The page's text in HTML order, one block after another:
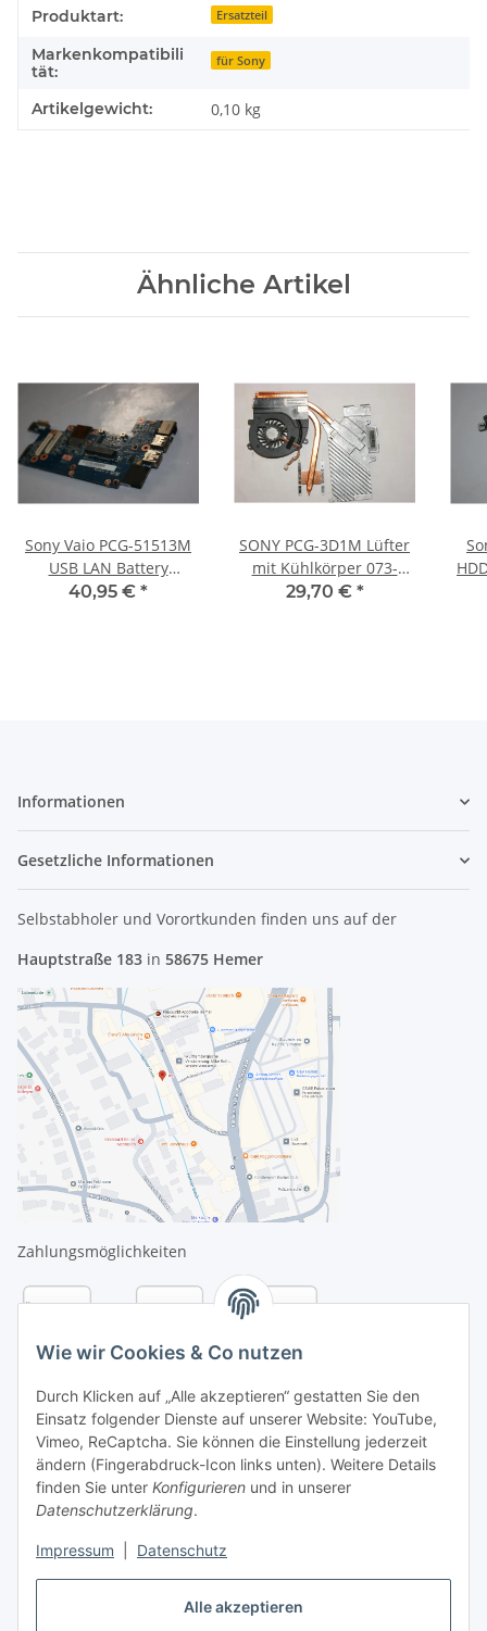
Alle akzeptieren
Wie wir Cookies & Co nutzen
Durch Klicken auf „Alle akzeptieren“ gestatten Sie den
Einsatz folgender Dienste auf unserer Website: YouTube,
Vimeo, ReCaptcha. Sie können die Einstellung jederzeit
ändern (Fingerabdruck-Icon links unten). Weitere Details
finden Sie unter Konfigurieren und in unserer
Datenschutzerklärung.
Impressum Datenschutz
Produkteigenschaft
Wert
Produktart: Ersatzteil
Markenkompatibili
tät:
für Sony
Artikelgewicht: 0,10 kg
Ähnliche Artikel
Sony Vaio PCG-51513M
USB LAN Battery
40,95 € *
SONY PCG-3D1M Lüfter
mit Kühlkörper 073-
0001-6153-A #2749
29,70 € *
Informationen
Gesetzliche Informationen
Selbstabholer und Vorortkunden finden uns auf der
Hauptstraße 183 in 58675 Hemer
Zahlungsmöglichkeiten